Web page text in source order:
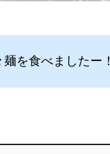
を食べましたー！